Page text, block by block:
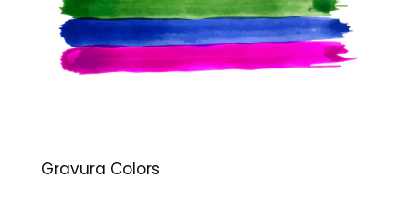
Gravura Colors